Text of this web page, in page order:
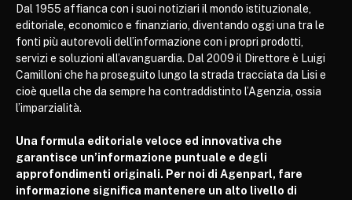
Dal 1955 affianca con i suoi notiziari il mondo istituzionale,
editoriale, economico e finanziario, diventando oggi una tra le
fonti più autorevoli dell’informazione con i propri prodotti,
servizi e soluzioni all’avanguardia. Dal 2009 il Direttore è Luigi
Camilloni che ha proseguito lungo la strada tracciata da Lisi e
cioè quella che da sempre ha contraddistinto l’Agenzia, ossia
l’imparzialità.
Una formula editoriale veloce ed innovativa che
garantisce un’informazione puntuale e degli
approfondimenti originali. Per noi di Agenparl, fare
informazione significa mantenere un alto livello di